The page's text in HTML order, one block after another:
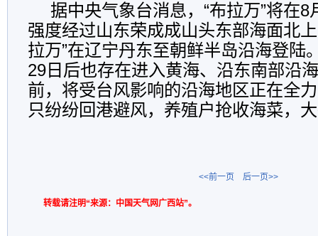
据中央气象台消息，“布拉万”将在
强度经过山东荣成成山头东部海面北
拉万”在辽宁丹东至朝鲜半岛沿海登陆
29日后也存在进入黄海、沿东南部沿
前，将受台风影响的沿海地区正在全
只纷纷回港避风，养殖户抢收海菜，
<<前一页 后一页>>
转载请注明“来源：中国天气网广西站”。